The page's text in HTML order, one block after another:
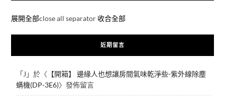
展開全部close all separator 收合全部
近期留言
「J 」於〈 【開箱】 邊緣人也想讓房間氣味乾淨些-紫外線除塵
螨機(DP-3E6)〉發佈留言